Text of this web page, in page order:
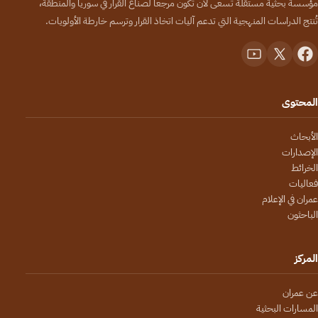
مؤسسة بحثية مستقلة تسعى لأن تكون مرجعاً لصنّاع القرار في سوريا والمنطقة،
تُنتج الدراسات المنهجية التي تدعم آليات اتخاذ القرار وترسم خارطة الأولويات.
المحتوى
الأبحاث
الإصدارات
الخرائط
فعاليات
عمران في الإعلام
الباحثون
المركز
عن عمران
المسارات البحثية